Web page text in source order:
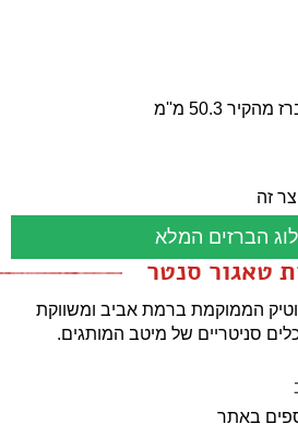
50.3 מ''מ
זה
הברזים המלא
טאגור סנטר
הממוקמת ברמת אביב ומשווקת
סניטריים של מיטב המותגים.
באתר